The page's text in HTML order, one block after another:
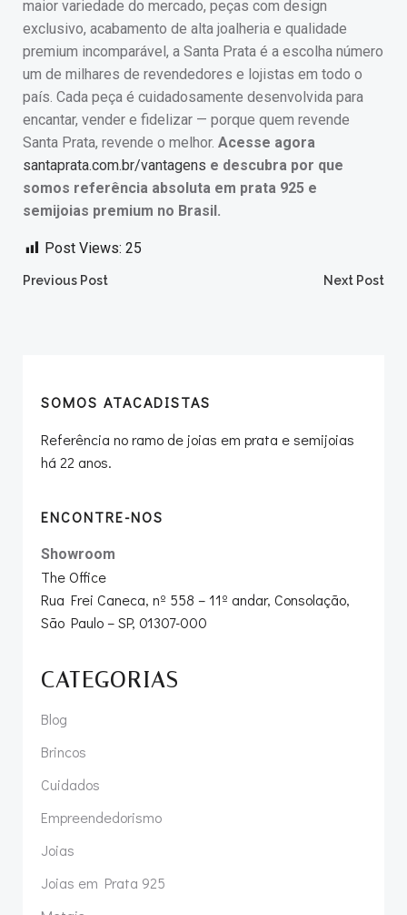
maior variedade do mercado, peças com design
exclusivo, acabamento de alta joalheria e qualidade
premium incomparável, a Santa Prata é a escolha número
um de milhares de revendedores e lojistas em todo o
país. Cada peça é cuidadosamente desenvolvida para
encantar, vender e fidelizar — porque quem revende
Santa Prata, revende o melhor. Acesse agora
santaprata.com.br/vantagens e descubra por que
somos referência absoluta em prata 925 e
semijoias premium no Brasil.
Post Views: 25
Post
Previous Post Next Post
SOMOS ATACADISTAS
Referência no ramo de joias em prata e semijoias
há 22 anos.
ENCONTRE-NOS
Showroom
The Office
Rua Frei Caneca, nº 558 – 11º andar, Consolação,
São Paulo – SP, 01307-000
CATEGORIAS
Blog
Brincos
Cuidados
Empreendedorismo
Joias
Joias em Prata 925